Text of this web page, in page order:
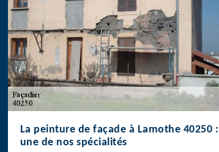
La peinture de façade à Lamothe 40250 :
une de nos spécialités